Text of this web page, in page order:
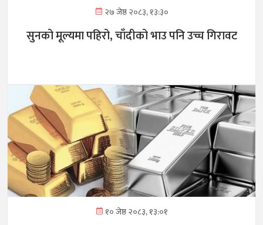
२७ जेष्ठ २०८३, १३:३०
सुनको मूल्यमा पहिरो, चाँदीको भाउ पनि उच्च गिरावट
१० जेष्ठ २०८३, १३:०१